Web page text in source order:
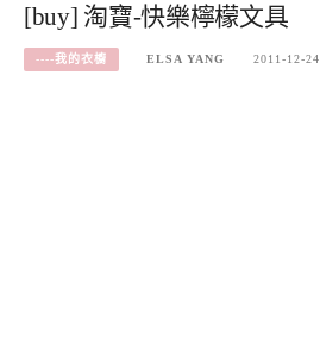
[buy] 淘寶-快樂檸檬文具
----我的衣櫥 ELSA YANG 2011-12-24